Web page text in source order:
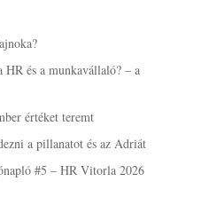
HR és a munkavállaló? – a
értéket teremt
a pillanatot és az Adriát
#5 – HR Vitorla 2026